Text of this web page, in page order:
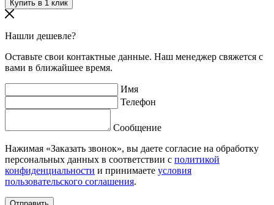
Нашли дешевле?
Оставьте свои контактные данные. Наш менеджер свяжется с
вами в ближайшее время.
Имя
Телефон
Сообщение
Нажимая «Заказать звонок», вы даете согласие на обработку
персональных данных в соответствии с политикой
конфиденциальности и принимаете условия
пользовательского соглашения.